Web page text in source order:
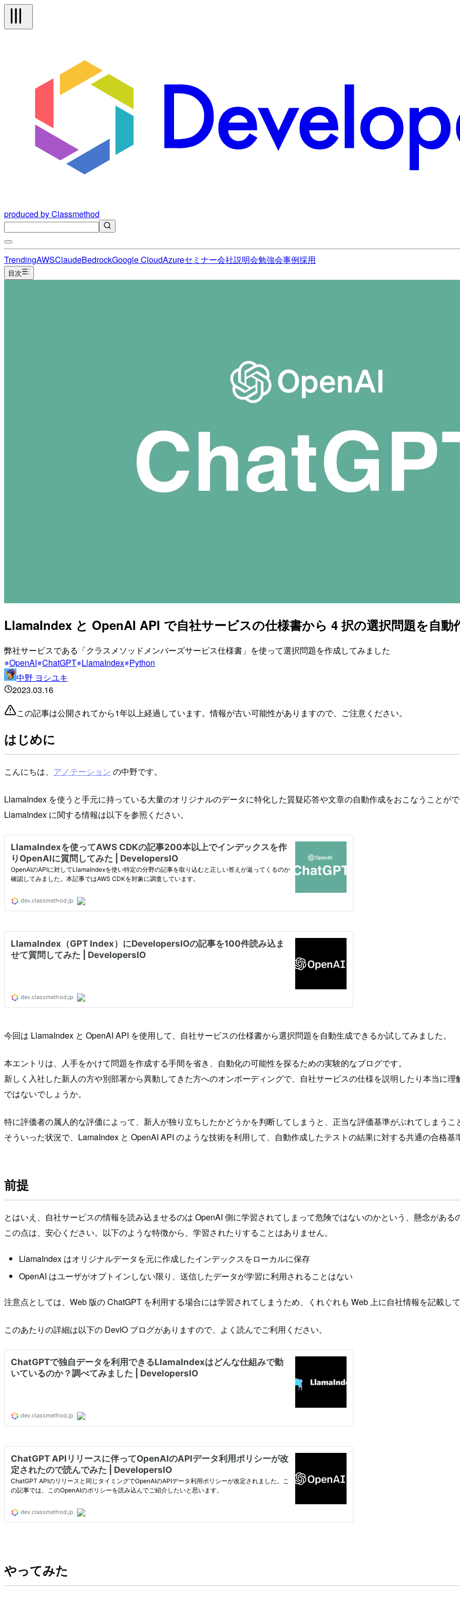
produced by Classmethod
TrendingAWSClaudeBedrockGoogle CloudAzureセミナー会社説明会勉強会事例採用
目次
LlamaIndex と OpenAI API で自社サービスの仕様書から 4 択の選択問題を自動
弊社サービスである「クラスメソッドメンバーズサービス仕様書」を使って選択問題を作成してみました
OpenAI ChatGPT LlamaIndex Python
中野 ヨシユキ
2023.03.16
この記事は公開されてから1年以上経過しています。情報が古い可能性がありますので、ご注意ください。
はじめに
こんにちは、 アノテーション の中野です。
LlamaIndex を使うと手元に持っている大量のオリジナルのデータに特化した質疑応答や文章の自動作成をおこなうことがで
LlamaIndex に関する情報は以下を参照ください。
今回は LlamaIndex と OpenAI API を使用して、自社サービスの仕様書から選択問題を自動生成できるか試してみました。
本エントリは、人手をかけて問題を作成する手間を省き、自動化の可能性を探るための実験的なブログです。
新しく入社した新人の方や別部署から異動してきた方へのオンボーディングで、自社サービスの仕様を説明したり本当に
ではないでしょうか。
特に評価者の属人的な評価によって、新人が独り立ちしたかどうかを判断してしまうと、正当な評価基準がぶれてしまうこ
そういった状況で、LamaIndex と OpenAI API のような技術を利用して、自動作成したテストの結果に対する共通の合格基
前提
とはいえ、自社サービスの情報を読み込ませるのは OpenAI 側に学習されてしまって危険ではないのかという、懸念がある
この点は、安心ください。以下のような特徴から、学習されたりすることはありません。
LlamaIndex はオリジナルデータを元に作成したインデックスをローカルに保存
OpenAI はユーザがオプトインしない限り、送信したデータが学習に利用されることはない
注意点としては、Web 版の ChatGPT を利用する場合には学習されてしまうため、くれぐれも Web 上に自社情報を記載し
このあたりの詳細は以下の DevIO ブログがありますので、よく読んでご利用ください。
やってみた